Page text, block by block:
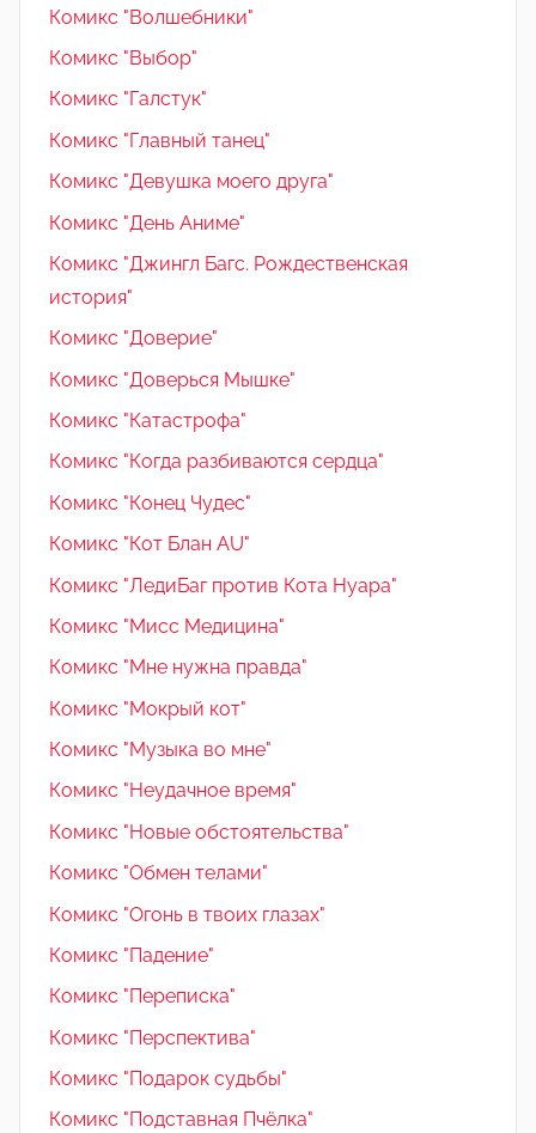
Комикс "Волшебники"
Комикс "Выбор"
Комикс "Галстук"
Комикс "Главный танец"
Комикс "Девушка моего друга"
Комикс "День Аниме"
Комикс "Джингл Багс. Рождественская
история"
Комикс "Доверие"
Комикс "Доверься Мышке"
Комикс "Катастрофа"
Комикс "Когда разбиваются сердца"
Комикс "Конец Чудес"
Комикс "Кот Блан AU"
Комикс "ЛедиБаг против Кота Нуара"
Комикс "Мисс Медицина"
Комикс "Мне нужна правда"
Комикс "Мокрый кот"
Комикс "Музыка во мне"
Комикс "Неудачное время"
Комикс "Новые обстоятельства"
Комикс "Обмен телами"
Комикс "Огонь в твоих глазах"
Комикс "Падение"
Комикс "Переписка"
Комикс "Перспектива"
Комикс "Подарок судьбы"
Комикс "Подставная Пчёлка"